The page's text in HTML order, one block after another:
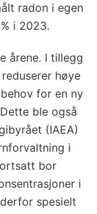
radon i egen
i 2023.
årene. I tillegg
høye
for en ny
ble også
(IAEA)
i
bor
i
spesielt